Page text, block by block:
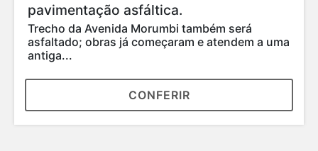
pavimentação asfáltica.
Trecho da Avenida Morumbi também será
asfaltado; obras já começaram e atendem a uma
antiga...
CONFERIR